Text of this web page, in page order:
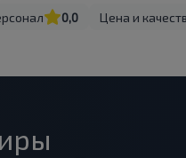
0,0 Цена и